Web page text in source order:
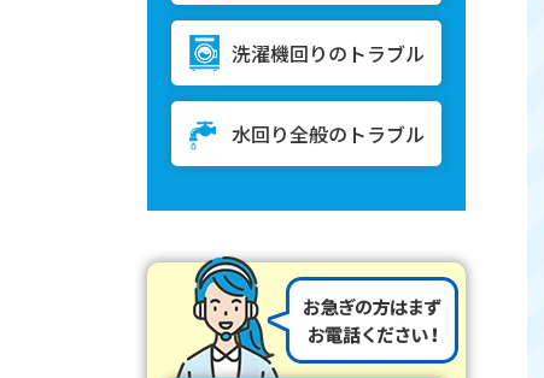
洗濯機回りのトラブル
水回り全般のトラブル